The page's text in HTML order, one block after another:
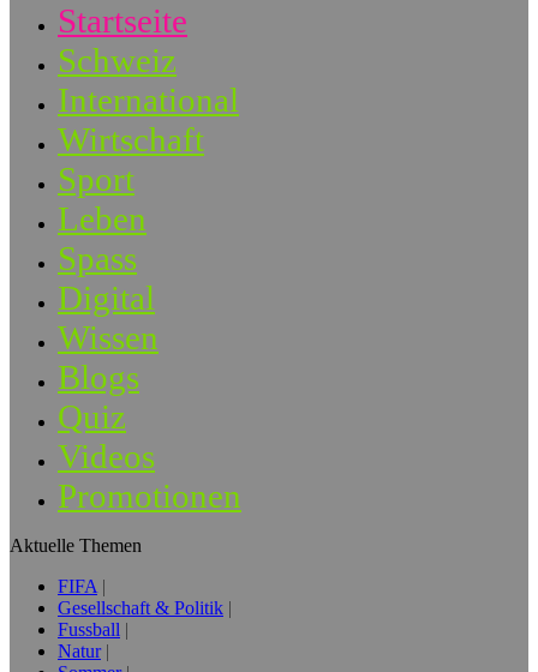
Startseite
Schweiz
International
Wirtschaft
Sport
Leben
Spass
Digital
Wissen
Blogs
Quiz
Videos
Promotionen
Aktuelle Themen
FIFA
Gesellschaft & Politik
Fussball
Natur